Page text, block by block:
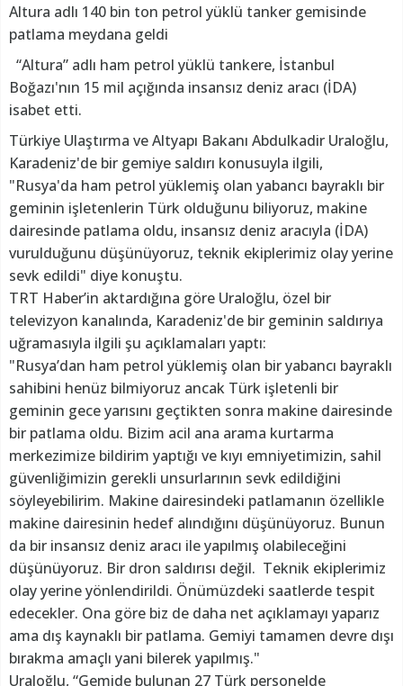
Altura adlı 140 bin ton petrol yüklü tanker gemisinde
patlama meydana geldi
“Altura” adlı ham petrol yüklü tankere, İstanbul
Boğazı'nın 15 mil açığında insansız deniz aracı (İDA)
isabet etti.
Türkiye Ulaştırma ve Altyapı Bakanı Abdulkadir Uraloğlu,
Karadeniz'de bir gemiye saldırı konusuyla ilgili,
"Rusya'da ham petrol yüklemiş olan yabancı bayraklı bir
geminin işletenlerin Türk olduğunu biliyoruz, makine
dairesinde patlama oldu, insansız deniz aracıyla (İDA)
vurulduğunu düşünüyoruz, teknik ekiplerimiz olay yerine
sevk edildi" diye konuştu.
TRT Haber’in aktardığına göre Uraloğlu, özel bir
televizyon kanalında, Karadeniz'de bir geminin saldırıya
uğramasıyla ilgili şu açıklamaları yaptı:
"Rusya’dan ham petrol yüklemiş olan bir yabancı bayraklı
sahibini henüz bilmiyoruz ancak Türk işletenli bir
geminin gece yarısını geçtikten sonra makine dairesinde
bir patlama oldu. Bizim acil ana arama kurtarma
merkezimize bildirim yaptığı ve kıyı emniyetimizin, sahil
güvenliğimizin gerekli unsurlarının sevk edildiğini
söyleyebilirim. Makine dairesindeki patlamanın özellikle
makine dairesinin hedef alındığını düşünüyoruz. Bunun
da bir insansız deniz aracı ile yapılmış olabileceğini
düşünüyoruz. Bir dron saldırısı değil. Teknik ekiplerimiz
olay yerine yönlendirildi. Önümüzdeki saatlerde tespit
edecekler. Ona göre biz de daha net açıklamayı yaparız
ama dış kaynaklı bir patlama. Gemiyi tamamen devre dışı
bırakma amaçlı yani bilerek yapılmış."
Uraloğlu, “Gemide bulunan 27 Türk personelde